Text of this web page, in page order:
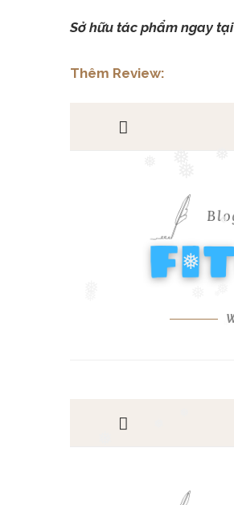
Sở hữu tác phẩm ngay tại
Thêm Review: